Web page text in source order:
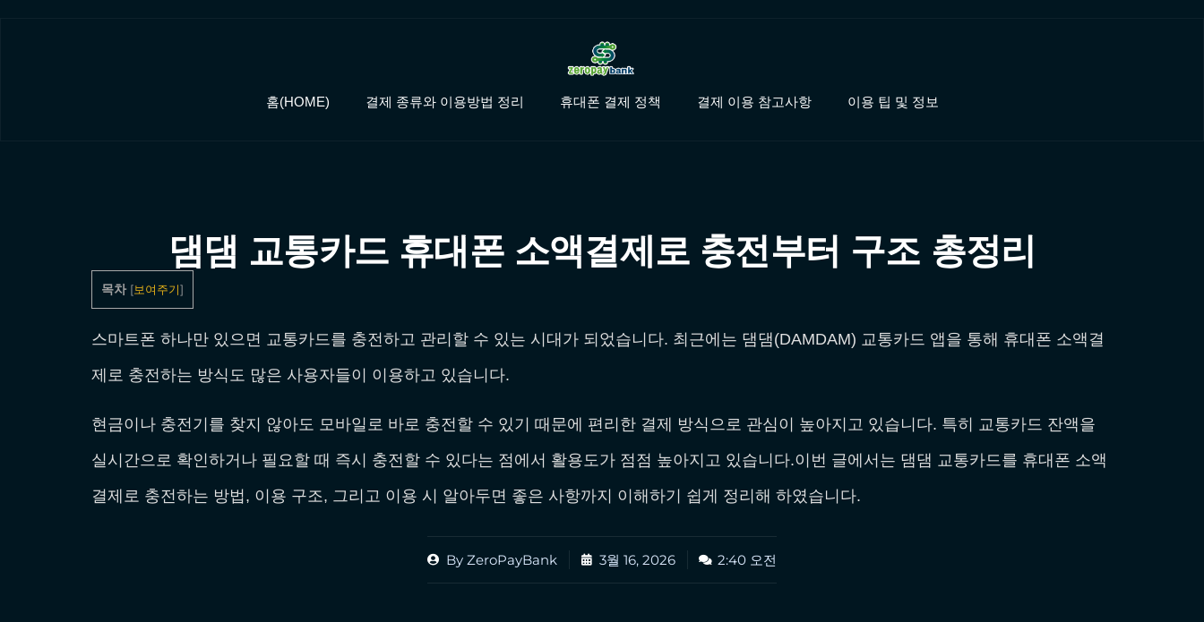
홈(HOME) 결제 종류와 이용방법 정리 휴대폰 결제 정책 결제 이용 참고사항 이용 팁 및 정보
댐댐 교통카드 휴대폰 소액결제로 충전부터 구조 총정리
목차 [보여주기]
스마트폰 하나만 있으면 교통카드를 충전하고 관리할 수 있는 시대가 되었습니다. 최근에는 댐댐(DAMDAM) 교통카드 앱을 통해 휴대폰 소액결
제로 충전하는 방식도 많은 사용자들이 이용하고 있습니다.
현금이나 충전기를 찾지 않아도 모바일로 바로 충전할 수 있기 때문에 편리한 결제 방식으로 관심이 높아지고 있습니다. 특히 교통카드 잔액을
실시간으로 확인하거나 필요할 때 즉시 충전할 수 있다는 점에서 활용도가 점점 높아지고 있습니다.이번 글에서는 댐댐 교통카드를 휴대폰 소액
결제로 충전하는 방법, 이용 구조, 그리고 이용 시 알아두면 좋은 사항까지 이해하기 쉽게 정리해 하였습니다.
By ZeroPayBank 3월 16, 2026 2:40 오전